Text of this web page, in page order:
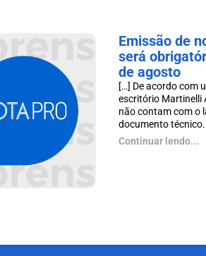
Emissão de
será
de agosto
[…] De acordo com
escritório Martinelli
não contam com o
documento técnico.
Continuar lendo...